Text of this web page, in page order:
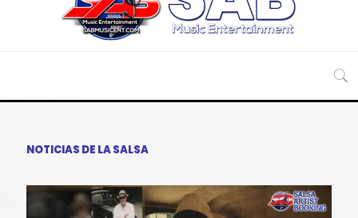
NOTICIAS DE LA SALSA